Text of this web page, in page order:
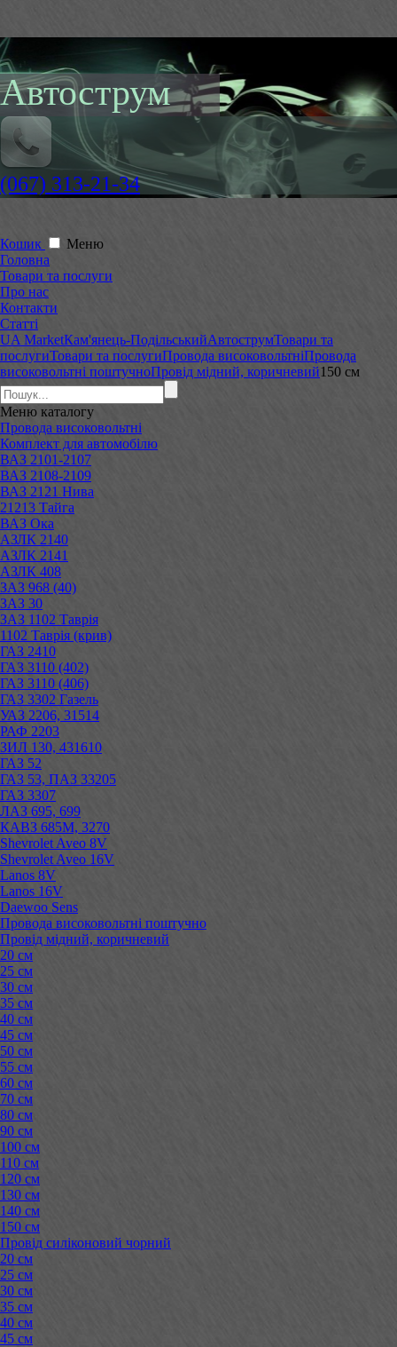
Автострум
(067) 313-21-34
Кошик
Меню
Головна
Товари та послуги
Про нас
Контакти
Статті
UA MarketКам'янець-ПодільськийАвтострумТовари та
послугиТовари та послугиПровода високовольтніПровода
високовольтні поштучноПровід мідний, коричневий150 см
Меню каталогу
Провода високовольтні
Комплект для автомобілю
ВАЗ 2101-2107
ВАЗ 2108-2109
ВАЗ 2121 Нива
21213 Тайга
ВАЗ Ока
АЗЛК 2140
АЗЛК 2141
АЗЛК 408
ЗАЗ 968 (40)
ЗАЗ 30
ЗАЗ 1102 Таврія
1102 Таврія (крив)
ГАЗ 2410
ГАЗ 3110 (402)
ГАЗ 3110 (406)
ГАЗ 3302 Газель
УАЗ 2206, 31514
РАФ 2203
ЗИЛ 130, 431610
ГАЗ 52
ГАЗ 53, ПАЗ 33205
ГАЗ 3307
ЛАЗ 695, 699
КАВЗ 685М, 3270
Shevrolet Aveo 8V
Shevrolet Aveo 16V
Lanos 8V
Lanos 16V
Daewoo Sens
Провода високовольтні поштучно
Провід мідний, коричневий
20 см
25 см
30 см
35 см
40 см
45 см
50 см
55 см
60 см
70 см
80 см
90 см
100 см
110 см
120 см
130 см
140 см
150 см
Провід силіконовий чорний
20 см
25 см
30 см
35 см
40 см
45 см